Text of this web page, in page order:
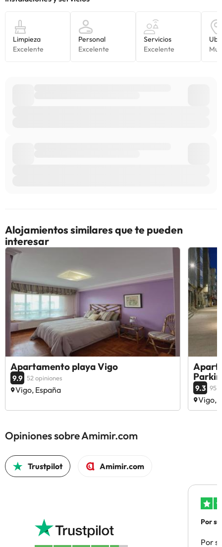
Alojamientos similares que te pueden
interesar
Apartamento playa Vigo
9.9 52 opiniones
Vigo, España 9.3 95
Vigo,
Opiniones sobre Amimir.com
Trustpilot Amimir.com
Por
Por